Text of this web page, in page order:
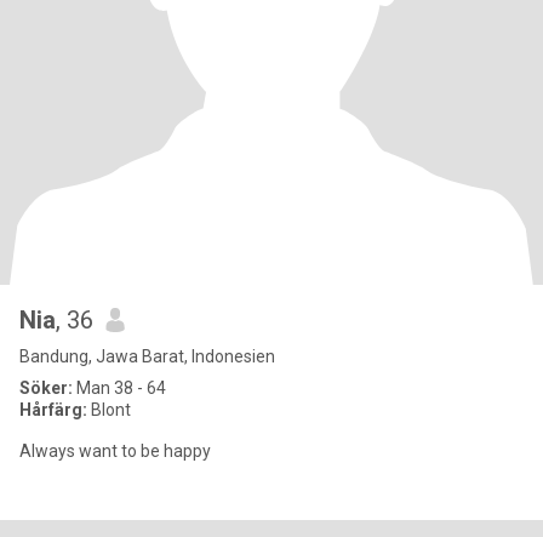
Nia, 36
Bandung, Jawa Barat, Indonesien
Söker: Man 38 - 64
Hårfärg: Blont
Always want to be happy